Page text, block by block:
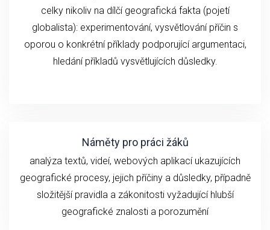
celky nikolivna dílčí geografická fakta (pojetí
globalista): experimentování, vysvětlování příčin s
oporou o konkrétní příklady podporující argumentaci,
hledání příkladů vysvětlujících důsledky.
Náměty pro práci žáků
analýza textů, videí, webových aplikací ukazujících
geografické procesy, jejich příčiny a důsledky, případně
složitější pravidla a zákonitosti vyžadující hlubší
geografické znalosti a porozumění